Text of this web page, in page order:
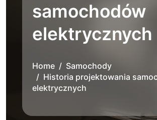
samochodów
elektrycznych
Home
Samochody
Historia projektowania
elektrycznych